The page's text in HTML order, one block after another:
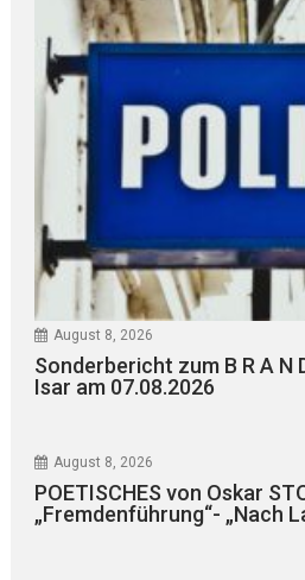
August 8, 2026
Sonderbericht zum B R A N
Isar am 07.08.2026
August 8, 2026
POETISCHES von Oskar
„Fremdenführung“- „Nach